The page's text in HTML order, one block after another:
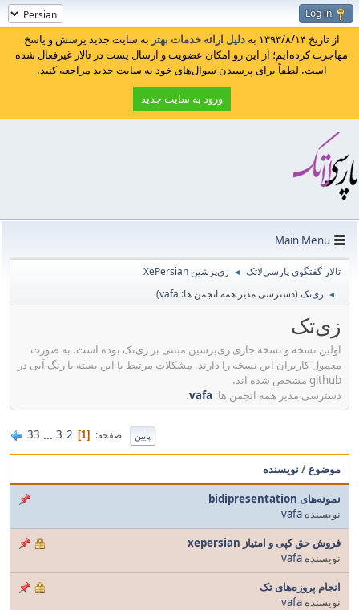
Log in
از تاریخ ۱۳۹۳/۸/۱۴ به دلیل ارائه خدمات بهتر به سایت جدید پرسش و پاسخ
مهاجرت کرده‌ایم؛ از این رو امکان عضویت و ارسال پست در تالار غیرفعال شده
است. لطفاً برای پرسیدن سوال‌های خود به سایت جدید مراجعه کنید.
ورود به سایت جدید
Main Menu
تالار گفتگوی پارسی‌لاتک ◄ زی‌پرشین XePersian
◄ زی‌تک (دسترسی مدیر همه انجمن ها: vafa
)
زی‌تک
اولین نسخه و نسخه جاری زی‌پرشین مبتنی بر زی‌تک بوده است. به صورت
معمول کاربران این نسخه را دارند. مشکلات مرتبط با این بسته با رنگ آبی در
github مشخص شده اند.
دسترسی مدیر همه انجمن ها: vafa
.
پایین صفحه 1
2
3
...
33
موضوع / نویسنده
نمونه‌های bidipresentation
نویسنده vafa
فروش حق کپی و امتیاز xepersian
نویسنده vafa
انجام پروزه‌های تک
نویسنده vafa